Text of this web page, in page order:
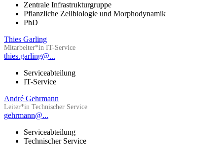
Zentrale Infrastrukturgruppe
Pflanzliche Zellbiologie und Morphodynamik
PhD
Thies Garling
Mitarbeiter*in IT-Service
thies.garling@...
Serviceabteilung
IT-Service
André Gehrmann
Leiter*in Technischer Service
gehrmann@...
Serviceabteilung
Technischer Service